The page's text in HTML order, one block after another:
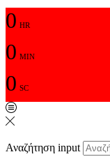
0 HR
0 MIN
0 SC
Αναζήτηση input